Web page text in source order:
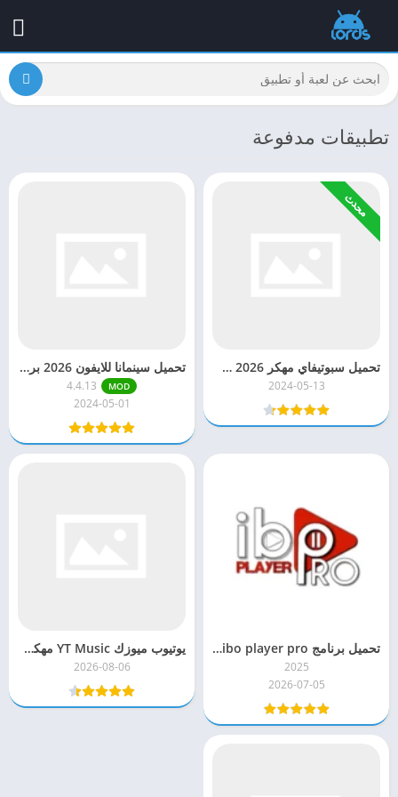
تطبيقات مدفوعة
محدث
تحميل سبوتيفاي مهكر 2026 Spotify Premium للاندرويد
2024-05-13
تحميل سينمانا للايفون 2026 برابط مباشر
MOD
4.4.13
2024-05-01
تحميل برنامج ibo player pro مهكر تفعيل مجانا مدى الحياة
2025
2026-07-05
يوتيوب ميوزك YT Music مهكر للاندرويد اخر اصدار
2026-08-06